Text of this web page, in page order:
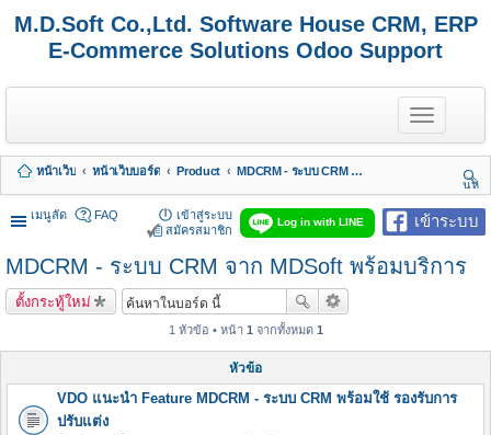
M.D.Soft Co.,Ltd. Software House CRM, ERP
E-Commerce Solutions Odoo Support
T
o
g
e
n
a
i
g
หน้าเว็บ หน้าเว็บบอร์ด Product
MDCRM - ระบบ CRM จาก MDSoft พร้อมบริการ
นห
า
เมนูลัด
เข้าระบบ
Log in with LINE
FAQ
เข้าสู่ระบบ
สมัครสมาชิก
MDCRM - ระบบ CRM จาก MDSoft พร้อมบริการ
ตั้งกระทู้ใหม่
1 หัวข้อ • หน้า 1 จากทั้งหมด 1
หัวข้อ
VDO แนะนำ Feature MDCRM - ระบบ CRM พร้อมใช้ รองรับการ
ปรับแต่ง